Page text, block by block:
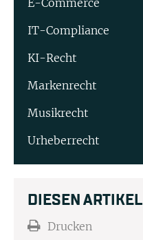
IT-Compliance
KI-Recht
Markenrecht
Musikrecht
Urheberrecht
DIESEN ARTIKEL
Drucken